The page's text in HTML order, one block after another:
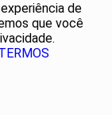
de
que você